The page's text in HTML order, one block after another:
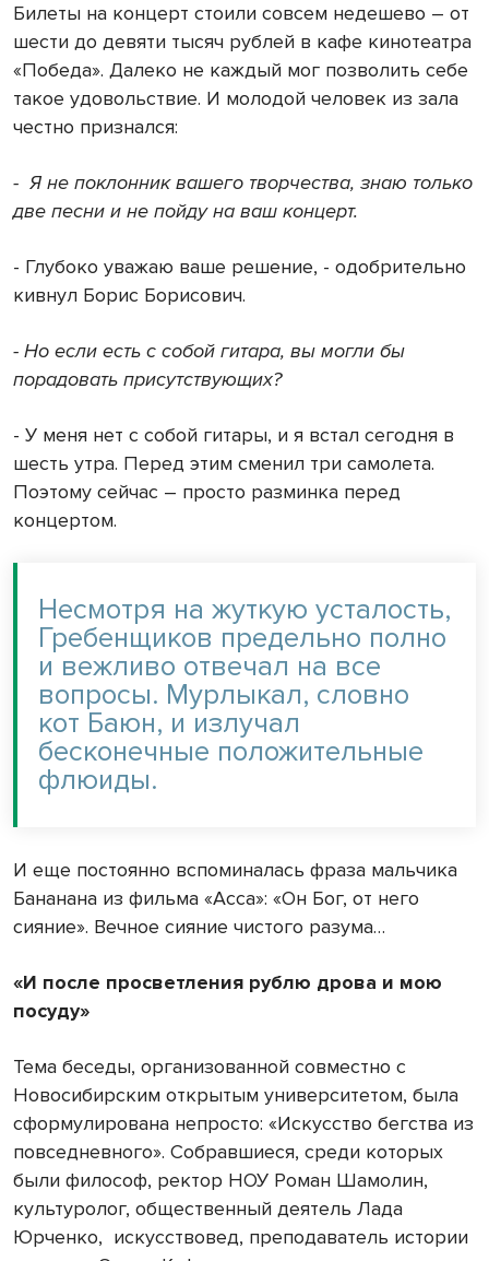
Билеты на концерт стоили совсем недешево – от
шести до девяти тысяч рублей в кафе кинотеатра
«Победа». Далеко не каждый мог позволить себе
такое удовольствие. И молодой человек из зала
честно признался:
- Я не поклонник вашего творчества, знаю только
две песни и не пойду на ваш концерт.
- Глубоко уважаю ваше решение, - одобрительно
кивнул Борис Борисович.
- Но если есть с собой гитара, вы могли бы
порадовать присутствующих?
- У меня нет с собой гитары, и я встал сегодня в
шесть утра. Перед этим сменил три самолета.
Поэтому сейчас – просто разминка перед
концертом.
Несмотря на жуткую усталость,
Гребенщиков предельно полно
и вежливо отвечал на все
вопросы. Мурлыкал, словно
кот Баюн, и излучал
бесконечные положительные
флюиды.
И еще постоянно вспоминалась фраза мальчика
Бананана из фильма «Асса»: «Он Бог, от него
сияние». Вечное сияние чистого разума…
«И после просветления рублю дрова и мою
посуду»
Тема беседы, организованной совместно с
Новосибирским открытым университетом, была
сформулирована непросто: «Искусство бегства из
повседневного». Собравшиеся, среди которых
были философ, ректор НОУ Роман Шамолин,
культуролог, общественный деятель Лада
Юрченко, искусствовед, преподаватель истории